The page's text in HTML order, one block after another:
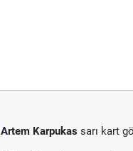
Artem Karpukas sarı kart